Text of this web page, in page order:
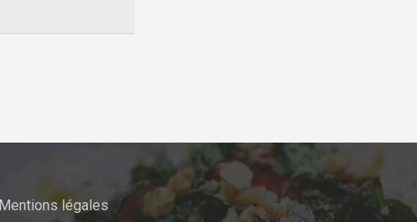
Mentions légales